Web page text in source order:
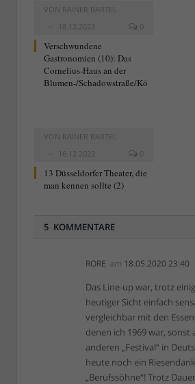
VON RAINER BARTEL
18.12.2022
0
Verschwundene
Gastronomien (10): Das
Cornelius-Haus an der
Blumen-/Schadowstraße/Kö
VON RAINER BARTEL
16.12.2022
0
13 Düsseldorfer Theater, die
man kennen sollte (2)
5 KOMMENTARE
RORE am 18.05.2020 23:40
Das Line-up war, trotz
heutiger Sicht einfach
vergleichbar mit den
denen ich 1969 war, sonst
anderen „Festival“ in
heute noch ein
„Berufssöhne“! Trotz